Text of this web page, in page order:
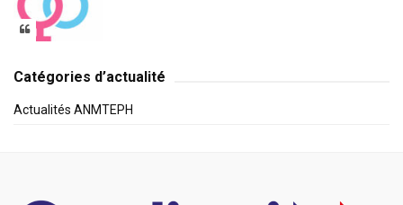
Catégories d’actualité
Actualités ANMTEPH